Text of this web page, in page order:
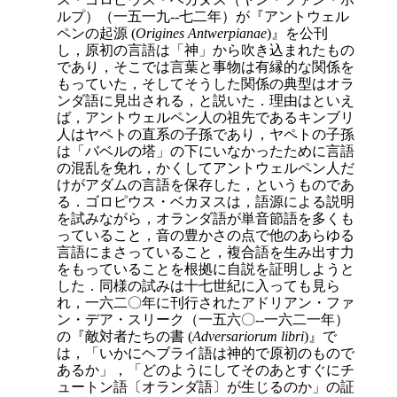
ルプ）（一五一九--七二年）が『アントウェル
ペンの起源 (Origines Antwerpianae)』を公刊
し，原初の言語は「神」から吹き込まれたもの
であり，そこでは言葉と事物は有縁的な関係を
もっていた，そしてそうした関係の典型はオラ
ンダ語に見出される，と説いた．理由はといえ
ば，アントウェルペン人の祖先であるキンブリ
人はヤペトの直系の子孫であり，ヤペトの子孫
は「バベルの塔」の下にいなかったために言語
の混乱を免れ，かくしてアントウェルペン人だ
けがアダムの言語を保存した，というものであ
る．ゴロピウス・ベカヌスは，語源による説明
を試みながら，オランダ語が単音節語を多くも
っていること，音の豊かさの点で他のあらゆる
言語にまさっていること，複合語を生み出す力
をもっていることを根拠に自説を証明しようと
した．同様の試みは十七世紀に入っても見ら
れ，一六二〇年に刊行されたアドリアン・ファ
ン・デア・スリーク（一五六〇--一六二一年）
の『敵対者たちの書 (Adversariorum libri)』で
は，「いかにヘブライ語は神的で原初のもので
あるか」，「どのようにしてそのあとすぐにチ
ュートン語〔オランダ語〕が生じるのか」の証